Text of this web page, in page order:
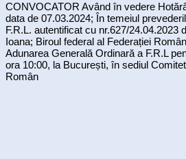
CONVOCATOR Având în vedere
data de 07.03.2024; În temeiul
F.R.L. autentificat cu nr.627/24.04.2023
Ioana; Biroul federal al Federației
Adunarea Generală Ordinară a F.R.L
ora 10:00, la București, în sediul
Român